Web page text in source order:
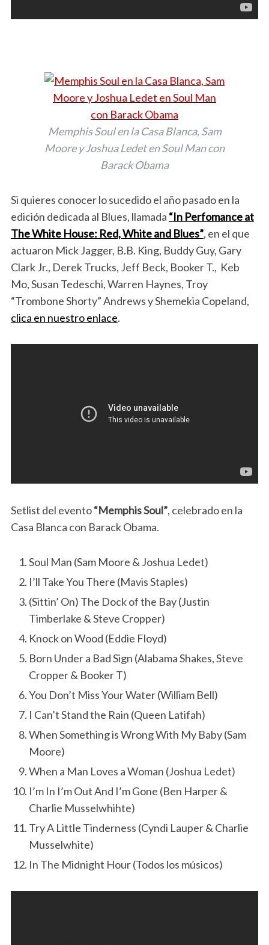
Memphis Soul en la Casa Blanca, Sam
Moore y Joshua Ledet en Soul Man con
Barack Obama
Si quieres conocer lo sucedido el año pasado en la
edición dedicada al Blues, llamada “In Perfomance at
The White House: Red, White and Blues”, en el que
actuaron Mick Jagger, B.B. King, Buddy Guy, Gary
Clark Jr., Derek Trucks, Jeff Beck, Booker T., Keb
Mo, Susan Tedeschi, Warren Haynes, Troy
“Trombone Shorty” Andrews y Shemekia Copeland,
clica en nuestro enlace.
Setlist del evento“Memphis Soul”, celebrado en la
Casa Blanca con Barack Obama.
Soul Man (Sam Moore & Joshua Ledet)
I’ll Take You There (Mavis Staples)
(Sittin’ On) The Dock of the Bay (Justin
Timberlake & Steve Cropper)
Knock on Wood (Eddie Floyd)
Born Under a Bad Sign (Alabama Shakes, Steve
Cropper & Booker T)
You Don’t Miss Your Water (William Bell)
I Can’t Stand the Rain (Queen Latifah)
When Something is Wrong With My Baby (Sam
Moore)
When a Man Loves a Woman (Joshua Ledet)
I’m In I’m Out And I’m Gone (Ben Harper &
Charlie Musselwhihte)
Try A Little Tinderness (Cyndi Lauper & Charlie
Musselwhite)
In The Midnight Hour (Todos los músicos)